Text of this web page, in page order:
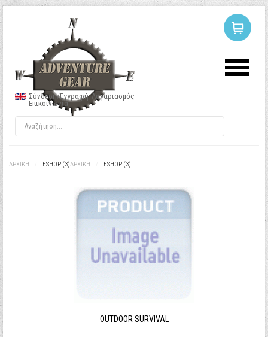
Σύνδεση/Εγγραφή Λογαριασμός
Επικοινωνία
ΑΡΧΙΚΉ ESHOP (3)ΑΡΧΙΚΉ ESHOP (3)
OUTDOOR SURVIVAL
ΣΥΝΔΕΣΗ
Κωδικός
Να με θυμάσαι